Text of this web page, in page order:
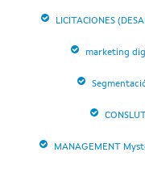
LICITACIONES
marketing
MANAGEMENT